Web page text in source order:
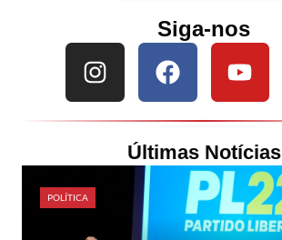
Siga-nos
Últimas Notícias
POLÍTICA